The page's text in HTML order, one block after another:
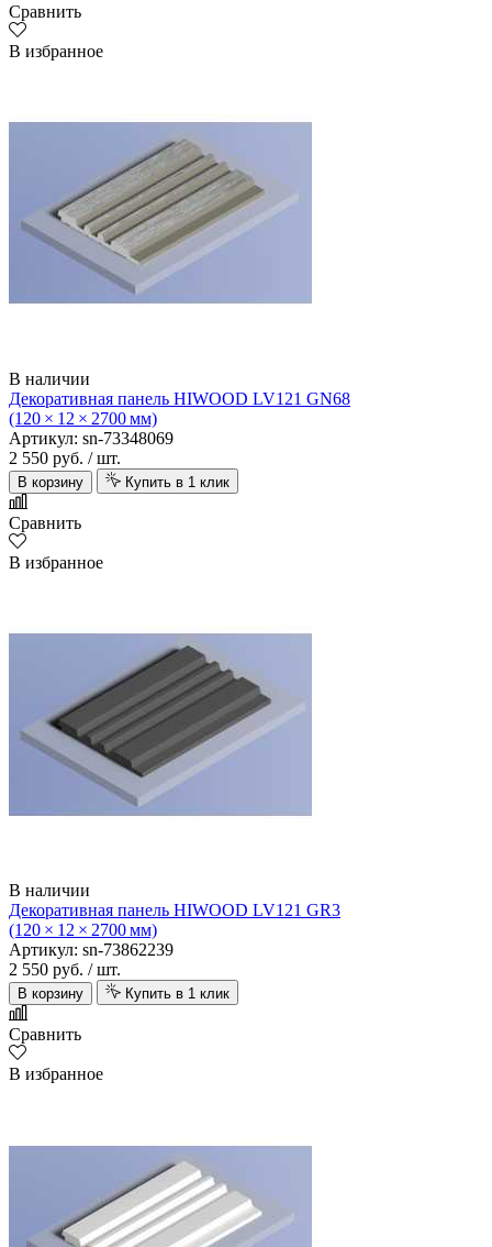
Сравнить
В избранное
В наличии
Декоративная панель HIWOOD LV121 GN68
(120 × 12 × 2700 мм)
Артикул: sn-73348069
2 550 руб. / шт.
В корзину Купить в 1 клик
Сравнить
В избранное
В наличии
Декоративная панель HIWOOD LV121 GR3
(120 × 12 × 2700 мм)
Артикул: sn-73862239
2 550 руб. / шт.
В корзину Купить в 1 клик
Сравнить
В избранное